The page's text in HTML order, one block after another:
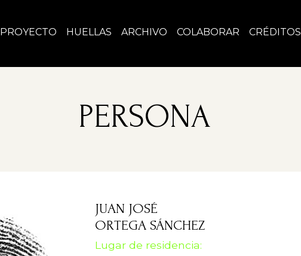
PROYECTO HUELLAS ARCHIVO COLABORAR CRÉDITOS
PERSONA
JUAN JOSÉ
ORTEGA SÁNCHEZ
Lugar de residencia: